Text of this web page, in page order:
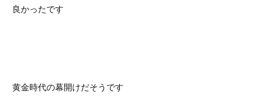
良かったです
黄金時代の幕開けだそうです